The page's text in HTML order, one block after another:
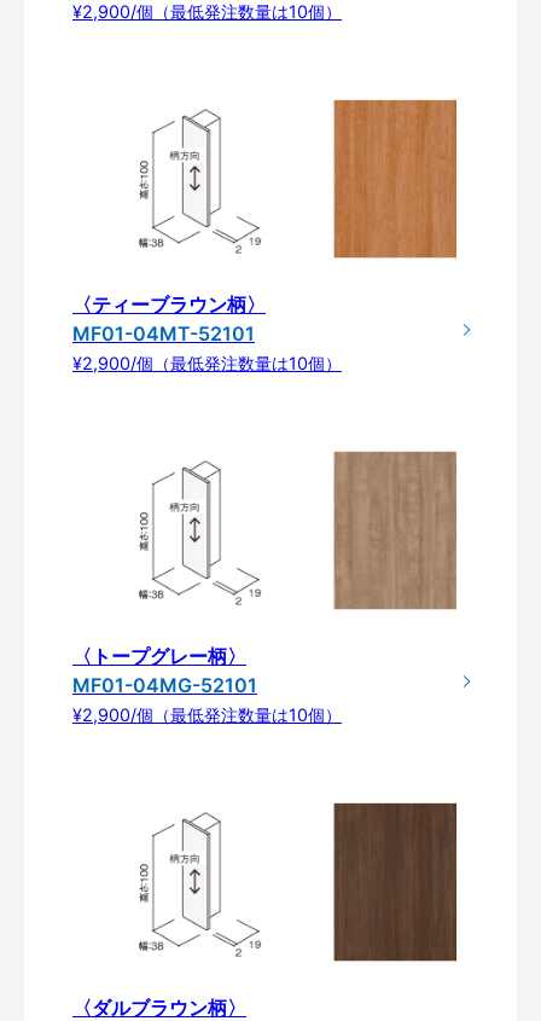
¥2,900/個（最低発注数量は10個）
〈ティーブラウン柄〉
MF01-04MT-52101
¥2,900/個（最低発注数量は10個）
〈トープグレー柄〉
MF01-04MG-52101
¥2,900/個（最低発注数量は10個）
〈ダルブラウン柄〉